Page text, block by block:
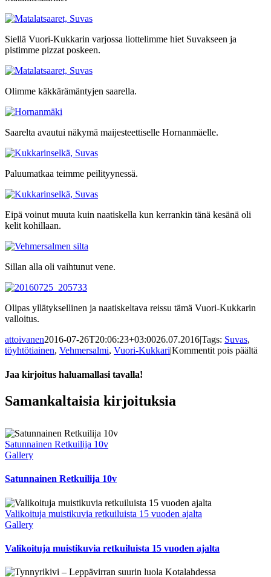
Siellä Vuori-Kukkarin varjossa liottelimme hiet Suvakseen ja
pistimme pizzat poskeen.
Olimme käkkärämäntyjen saarella.
Saarelta avautui näkymä maijesteettiselle Hornanmäelle.
Paluumatkaa teimme peilityynessä.
Eipä voinut muuta kuin naatiskella kun kerrankin tänä kesänä oli
kelit kohillaan.
Sillan alla oli vaihtunut vene.
Olipas yllätyksellinen ja naatiskeltava reissu tämä Vuori-Kukkarin
valloitus.
attoivanen2016-07-26T20:06:23+03:0026.07.2016|Tags: Suvas,
töyhtötiainen, Vehmersalmi, Vuori-Kukkari|Kommentit pois päältä
Jaa kirjoitus haluamallasi tavalla!
Facebook
X
Reddit
LinkedIn
Tumblr
Pinterest
Vk
Sähköposti
Samankaltaisia kirjoituksia
Satunnainen Retkuilija 10v
Gallery
Satunnainen Retkuilija 10v
Valikoituja muistikuvia retkuiluista 15 vuoden ajalta
Gallery
Valikoituja muistikuvia retkuiluista 15 vuoden ajalta